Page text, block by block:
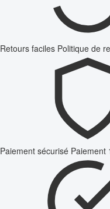
Retours faciles Politique de
Paiement sécurisé Paiement